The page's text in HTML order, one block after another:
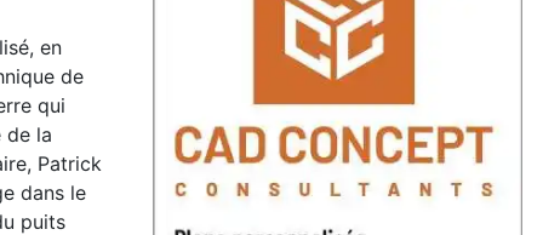
en
de
qui
de la
Patrick
dans le
puits